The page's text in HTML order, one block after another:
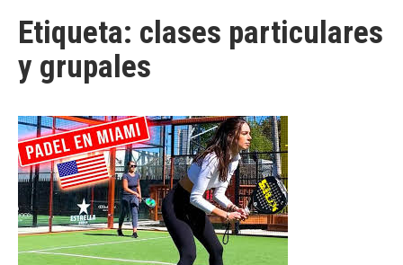
Etiqueta: clases particulares
y grupales